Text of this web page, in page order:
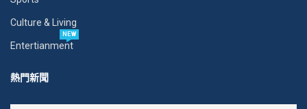
Culture & Living
Entertianment
NEW
熱門新聞